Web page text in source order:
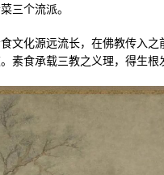
三个流派。
文化源远流长，在佛教传入
素食承载三教之义理，得生根